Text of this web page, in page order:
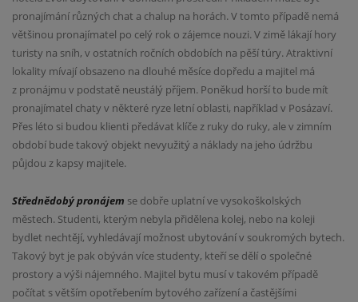
pronajímání různých chat a chalup na horách. V tomto případě nemá
většinou pronajímatel po celý rok o zájemce nouzi. V zimě lákají hory
turisty na sníh, v ostatních ročních obdobích na pěší túry. Atraktivní
lokality mívají obsazeno na dlouhé měsíce dopředu a majitel má
z pronájmu v podstatě neustálý příjem. Poněkud horší to bude mít
pronajímatel chaty v některé ryze letní oblasti, například v Posázaví.
Přes léto si budou klienti předávat klíče z ruky do ruky, ale v zimním
období bude takový objekt nevyužitý a náklady na jeho údržbu
půjdou z kapsy majitele.
Střednědobý pronájem se dobře uplatní ve vysokoškolských
městech. Studenti, kterým nebyla přidělena kolej, nebo na koleji
bydlet nechtějí, vyhledávají možnost ubytování v soukromých bytech.
Takový byt je pak obýván více studenty, kteří se dělí o společné
prostory a výši nájemného. Majitel bytu musí v takovém případě
počítat s větším opotřebením bytového zařízení a častějšími